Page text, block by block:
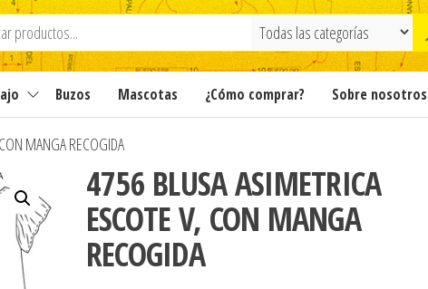
Buzos Mascotas ¿Cómo comprar? Sobre nosotros
MANGA RECOGIDA
4756 BLUSA ASIMETRICA
ESCOTE V, CON MANGA
RECOGIDA